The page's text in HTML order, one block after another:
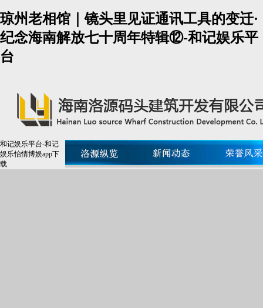
琼州老相馆｜镜头里见证通讯工具的变迁·
纪念海南解放七十周年特辑⑫-和记娱乐平
台
和记娱乐平台-和记
娱乐怡情博娱app下
载